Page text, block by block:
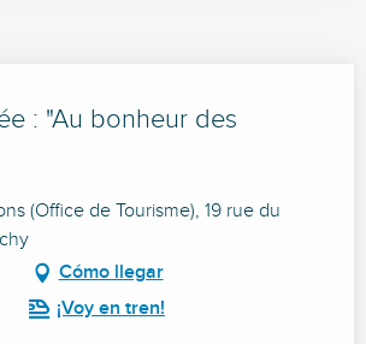
: "Au bonheur des
(Office de Tourisme), 19 rue du
Cómo llegar
¡Voy en tren!